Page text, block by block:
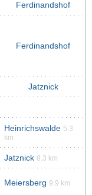
Ferdinandshof
Ferdinandshof
Jatznick
Heinrichswalde 5.3
km
Jatznick 8.3 km
Meiersberg 9.9 km